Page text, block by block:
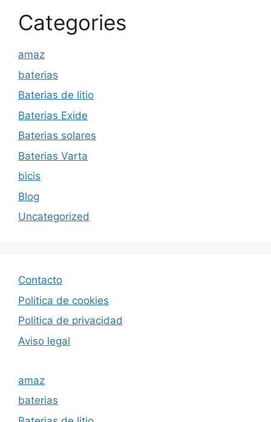
Categories
amaz
baterias
Baterias de litio
Baterias Exide
Baterias solares
Baterias Varta
bicis
Blog
Uncategorized
Contacto
Politica de cookies
Politica de privacidad
Aviso legal
amaz
baterias